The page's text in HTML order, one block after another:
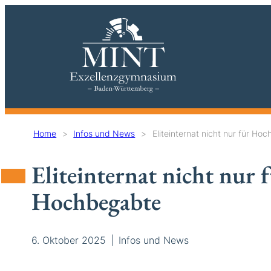
Sie sind hier:
Home > Infos und News > Eliteinternat nicht nur für
Eliteinternat nicht nur
Hochbegabte
6. Oktober 2025 Infos und News